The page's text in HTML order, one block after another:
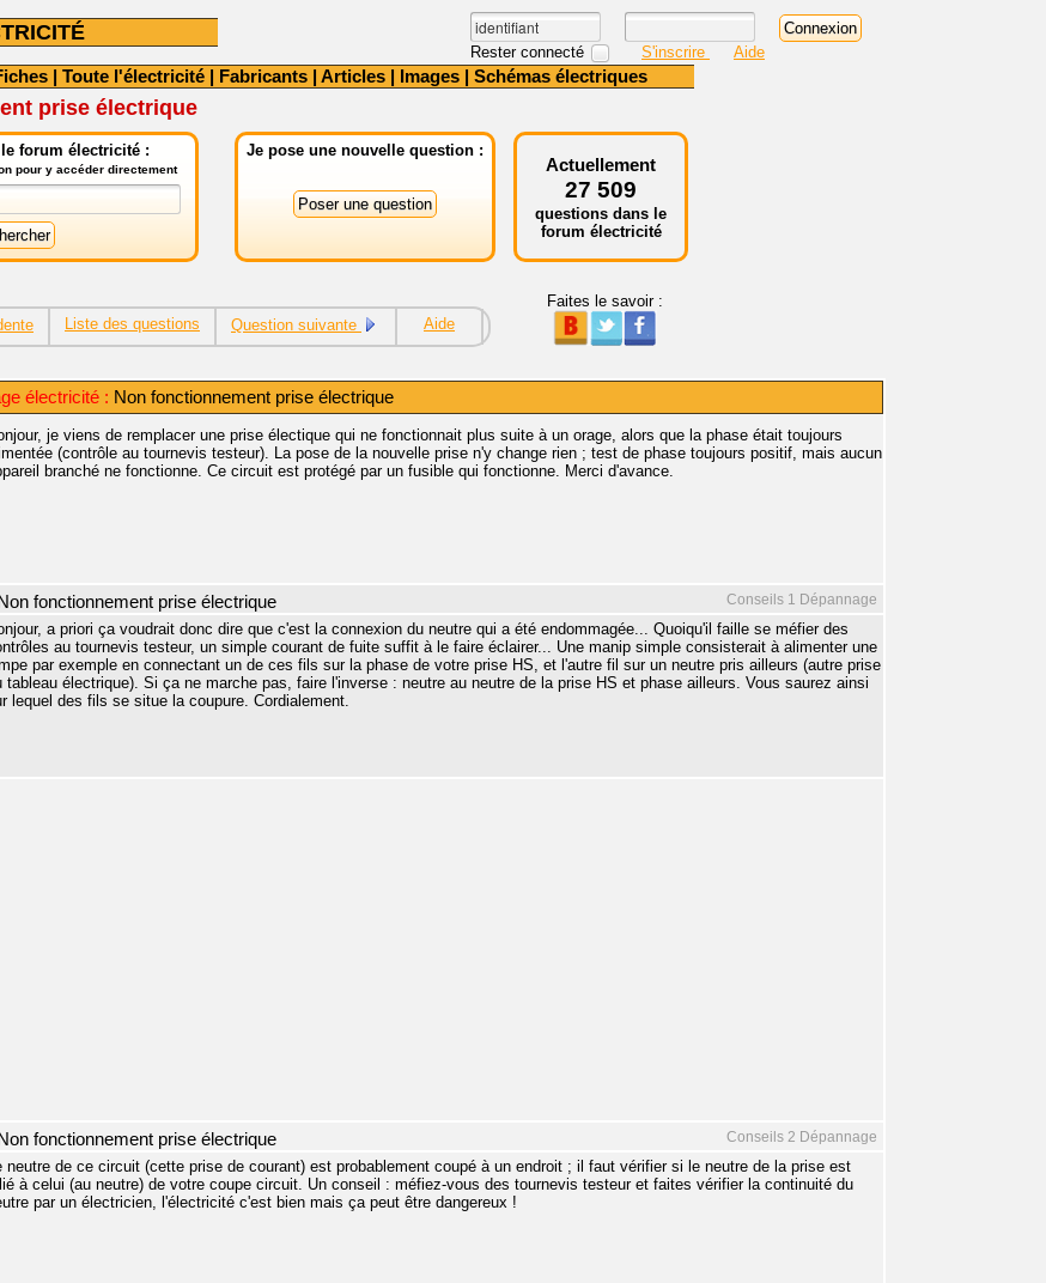
Rester connecté S'inscrire Aide
| Toute l'électricité | Fabricants | Articles | Images | Schémas électriques
prise électrique
forum électricité :
pour y accéder directement
Je pose une nouvelle question :
Actuellement
27 509
questions dans le
forum électricité
Liste des questions Question suivante Aide
Faites le savoir :
électricité : Non fonctionnement prise électrique
je viens de remplacer une prise électique qui ne fonctionnait plus suite à un orage, alors que la phase était toujours
(contrôle au tournevis testeur). La pose de la nouvelle prise n'y change rien ; test de phase toujours positif, mais aucun
branché ne fonctionne. Ce circuit est protégé par un fusible qui fonctionne. Merci d'avance.
Conseils 1 Dépannage
Non fonctionnement prise électrique
a priori ça voudrait donc dire que c'est la connexion du neutre qui a été endommagée... Quoiqu'il faille se méfier des
au tournevis testeur, un simple courant de fuite suffit à le faire éclairer... Une manip simple consisterait à alimenter une
par exemple en connectant un de ces fils sur la phase de votre prise HS, et l'autre fil sur un neutre pris ailleurs (autre prise
tableau électrique). Si ça ne marche pas, faire l'inverse : neutre au neutre de la prise HS et phase ailleurs. Vous saurez ainsi
lequel des fils se situe la coupure. Cordialement.
Conseils 2 Dépannage
Non fonctionnement prise électrique
neutre de ce circuit (cette prise de courant) est probablement coupé à un endroit ; il faut vérifier si le neutre de la prise est
à celui (au neutre) de votre coupe circuit. Un conseil : méfiez-vous des tournevis testeur et faites vérifier la continuité du
par un électricien, l'électricité c'est bien mais ça peut être dangereux !